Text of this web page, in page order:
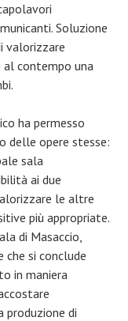
Soluzione
valorizzare
al contempo una
ha permesso
delle opere stesse:
sala
ai due
le altre
più appropriate.
di Masaccio,
che si conclude
in maniera
produzione di